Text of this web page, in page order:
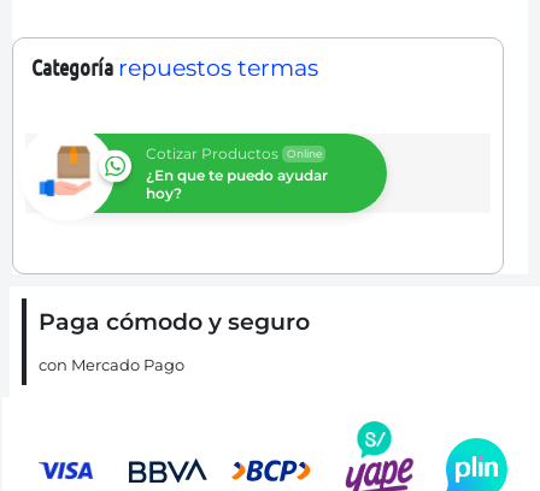
Categoría repuestos termas
Cotizar Productos Online
¿En que te puedo ayudar
hoy?
Paga cómodo y seguro
con Mercado Pago